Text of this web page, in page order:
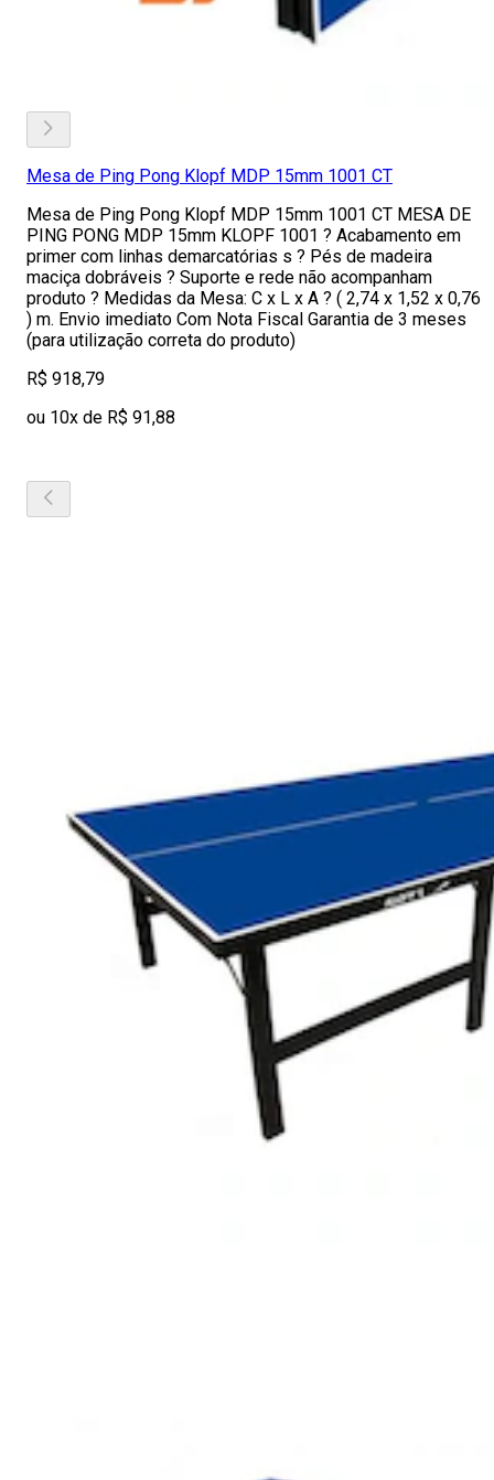
Mesa de Ping Pong Klopf MDP 15mm 1001 CT
Mesa de Ping Pong Klopf MDP 15mm 1001 CT MESA DE
PING PONG MDP 15mm KLOPF 1001 ? Acabamento em
primer com linhas demarcatórias s ? Pés de madeira
maciça dobráveis ? Suporte e rede não acompanham
produto ? Medidas da Mesa: C x L x A ? ( 2,74 x 1,52 x 0,76
) m. Envio imediato Com Nota Fiscal Garantia de 3 meses
(para utilização correta do produto)
R$ 918,79
ou 10x de R$ 91,88